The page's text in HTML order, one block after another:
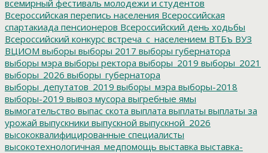
всемирный фестиваль молодежи и студентов
Всероссийская перепись населения Всероссийская
спартакиада пенсионеров Всероссийский день ходьбы
Всероссийский конкурс встреча_с_населением ВТБъ ВУЗ
ВЦИОМ выборы выборы 2017 выборы губернатора
выборы мэра выборы ректора выборы_2019 выборы_2021
выборы_2026 выборы_губернатора
выборы_депутатов_2019 выборы_мэра выборы-2018
выборы-2019 вывоз мусора выгребные ямы
вымогательство выпас скота выплата выплаты выплаты за
урожай выпускники выпускной выпускной_2026
высококвалифицированные специалисты
высокотехнологичная_медпомощь выставка выставка-